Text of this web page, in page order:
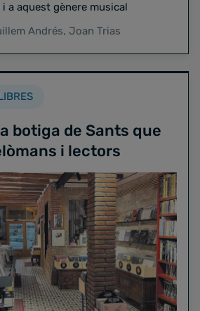
a aquest gènere musical
Andrés, Joan Trias
botiga de Sants que
i lectors